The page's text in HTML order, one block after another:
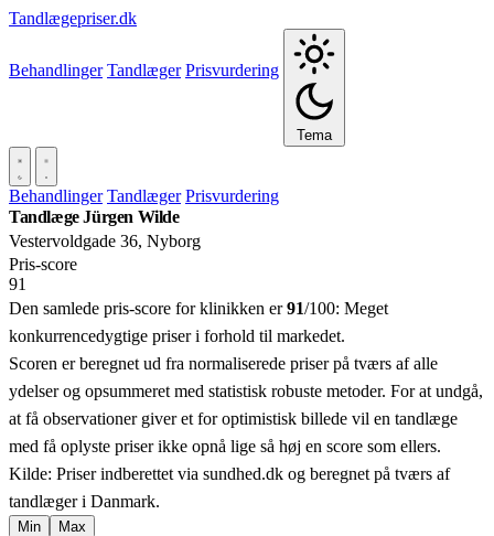
Tandlægepriser.dk
Behandlinger Tandlæger Prisvurdering
Tema
Behandlinger Tandlæger Prisvurdering
Tandlæge Jürgen Wilde
Vestervoldgade 36, Nyborg
Pris‑score
91
Den samlede pris-score for klinikken er91/100: Meget
konkurrencedygtige priser i forhold til markedet.
Scoren er beregnet ud fra normaliserede priser på tværs af alle
ydelser og opsummeret med statistisk robuste metoder. For at undgå,
at få observationer giver et for optimistisk billede vil en tandlæge
med få oplyste priser ikke opnå lige så høj en score som ellers.
Kilde: Priser indberettet via sundhed.dk og beregnet på tværs af
tandlæger i Danmark.
Min Max